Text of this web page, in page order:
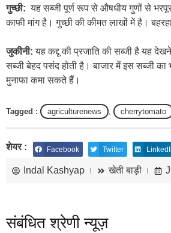
गुच्छी:यह सब्जी पूर्ण रूप से औषधीय गुणों से
काफी मांग है। गुच्छी की कीमत लाखों में है।
जुकीनी: यह कद्दू कीप्रजातिकी सब्जी है यह
सब्जी बेहद पसंद होती है। बाजार में इस सब्जी
मुनाफा कमा सकते हैं।
Tagged : agriculturenews , cherrytomato
शेयर : Facebook Twitter
Indal Kashyap खेती बाड़ी
संबंधित श्रेणी न्यूज़